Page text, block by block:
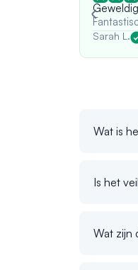
Sarah L.
Wat is
Is het
Wat zijn